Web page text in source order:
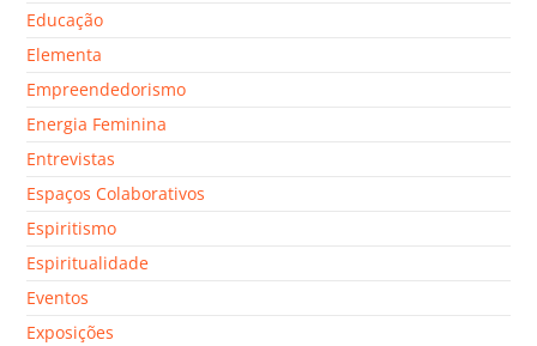
Educação
Elementa
Empreendedorismo
Energia Feminina
Entrevistas
Espaços Colaborativos
Espiritismo
Espiritualidade
Eventos
Exposições